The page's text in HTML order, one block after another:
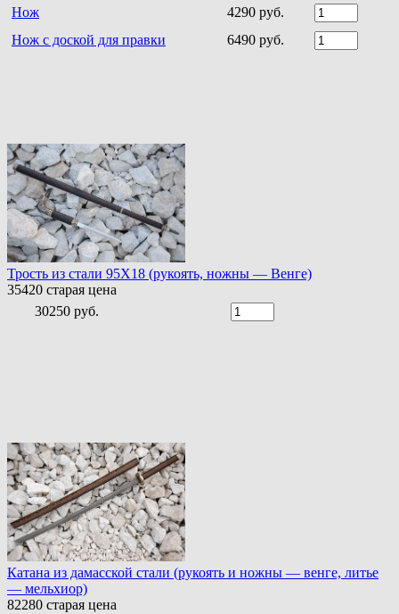
Нож
4290 руб.
Нож с доской для правки
6490 руб.
Трость из стали 95Х18 (рукоять, ножны — Венге)
35420 старая цена
30250 руб.
Катана из дамасской стали (рукоять и ножны — венге, литье
— мельхиор)
82280 старая цена